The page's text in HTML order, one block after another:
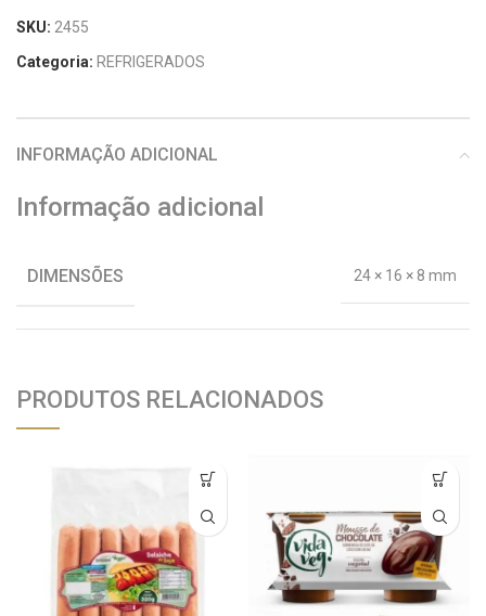
SKU: 2455
Categoria: REFRIGERADOS
INFORMAÇÃO ADICIONAL
Informação adicional
DIMENSÕES 24 × 16 × 8 mm
PRODUTOS RELACIONADOS